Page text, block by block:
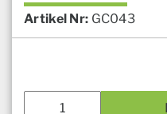
Artikel Nr: GC043